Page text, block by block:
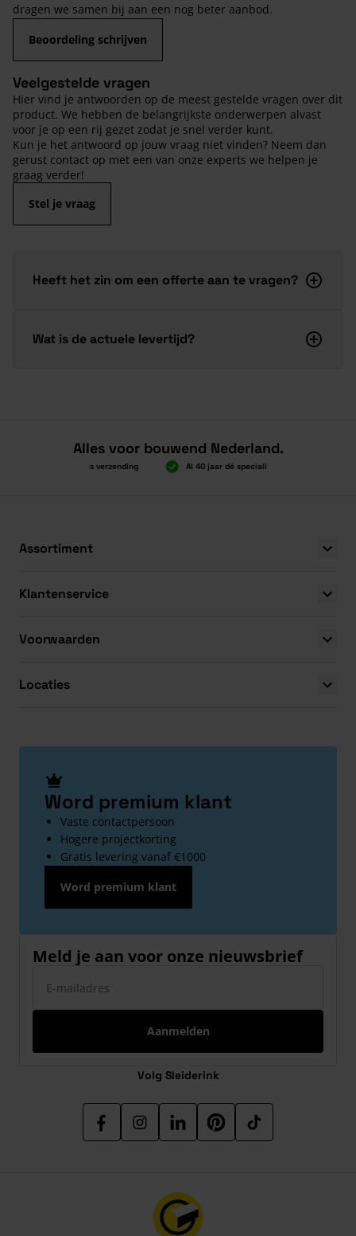
dragen we samen bij aan een nog beter aanbod.
Beoordeling schrijven
Veelgestelde vragen
Hier vind je antwoorden op de meest gestelde vragen over dit
product. We hebben de belangrijkste onderwerpen alvast
voor je op een rij gezet zodat je snel verder kunt.
Kun je het antwoord op jouw vraag niet vinden? Neem dan
gerust contact op met een van onze experts we helpen je
graag verder!
Stel je vraag
Heeft het zin om een offerte aan te vragen?
Wat is de actuele levertijd?
Alles voor bouwend Nederland.
Boven 2.000 gratis verzending Al 40 jaar dé specialist
Assortiment
Klantenservice
Voorwaarden
Locaties
Word premium klant
Vaste contactpersoon
Hogere projectkorting
Gratis levering vanaf €1000
Word premium klant
Meld je aan voor onze nieuwsbrief
Aanmelden
Volg Sleiderink